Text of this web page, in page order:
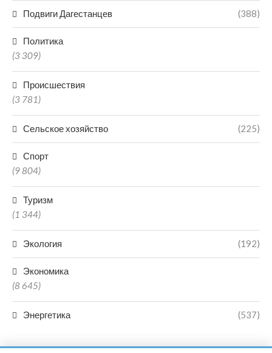
Подвиги Дагестанцев (388)
Политика
(3 309)
Происшествия
(3 781)
Сельское хозяйство (225)
Спорт
(9 804)
Туризм
(1 344)
Экология (192)
Экономика
(8 645)
Энергетика (537)